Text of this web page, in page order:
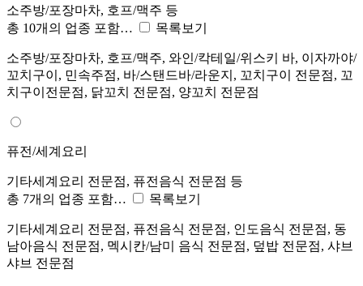
소주방/포장마차, 호프/맥주 등
총 10개의 업종 포함…
목록보기
소주방/포장마차, 호프/맥주, 와인/칵테일/위스키 바, 이자까야/
꼬치구이, 민속주점, 바/스탠드바/라운지, 꼬치구이 전문점, 꼬
치구이전문점, 닭꼬치 전문점, 양꼬치 전문점
퓨전/세계요리
기타세계요리 전문점, 퓨전음식 전문점 등
총 7개의 업종 포함…
목록보기
기타세계요리 전문점, 퓨전음식 전문점, 인도음식 전문점, 동
남아음식 전문점, 멕시칸/남미 음식 전문점, 덮밥 전문점, 샤브
샤브 전문점